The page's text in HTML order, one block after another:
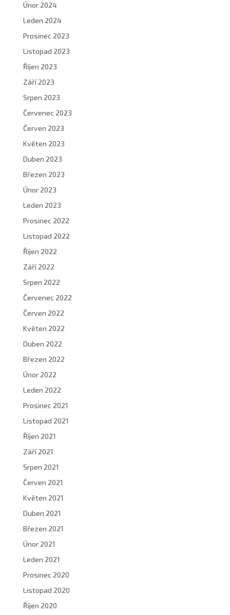
Únor 2024
Leden 2024
Prosinec 2023
Listopad 2023
Říjen 2023
Září 2023
Srpen 2023
Červenec 2023
Červen 2023
Květen 2023
Duben 2023
Březen 2023
Únor 2023
Leden 2023
Prosinec 2022
Listopad 2022
Říjen 2022
Září 2022
Srpen 2022
Červenec 2022
Červen 2022
Květen 2022
Duben 2022
Březen 2022
Únor 2022
Leden 2022
Prosinec 2021
Listopad 2021
Říjen 2021
Září 2021
Srpen 2021
Červen 2021
Květen 2021
Duben 2021
Březen 2021
Únor 2021
Leden 2021
Prosinec 2020
Listopad 2020
Říjen 2020